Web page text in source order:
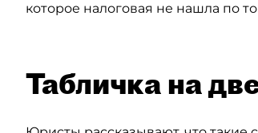
которое налоговая не нашла по
Табличка на